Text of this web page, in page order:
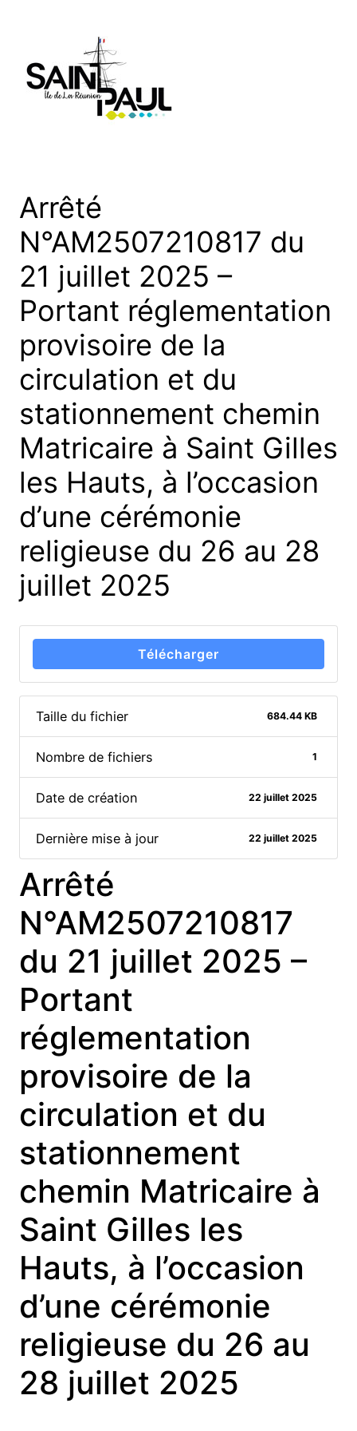
Arrêté
N°AM2507210817 du
21 juillet 2025 –
Portant réglementation
provisoire de la
circulation et du
stationnement chemin
Matricaire à Saint Gilles
les Hauts, à l’occasion
d’une cérémonie
religieuse du 26 au 28
juillet 2025
Télécharger
Taille du fichier 684.44 KB
Nombre de fichiers 1
Date de création 22 juillet 2025
Dernière mise à jour 22 juillet 2025
Arrêté
N°AM2507210817
du 21 juillet 2025 –
Portant
réglementation
provisoire de la
circulation et du
stationnement
chemin Matricaire à
Saint Gilles les
Hauts, à l’occasion
d’une cérémonie
religieuse du 26 au
28 juillet 2025